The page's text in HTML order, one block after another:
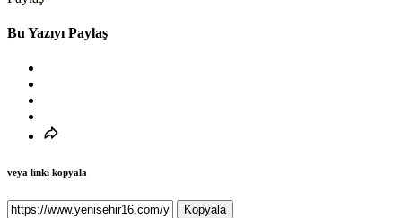
Bu Yazıyı Paylaş
veya linki kopyala
Kopyala